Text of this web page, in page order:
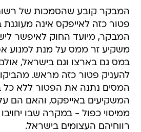
המבקר קובע שהסמכות של
פטור כזה לאייפקס אינה מעוגנת
המבקר, מיועד החוק לאיפשר
משקיע זר ממס על מנת למנוע
במס גם בארצו וגם בישראל,
להעניק פטור כזה מראש.
המסים נתנה את הפטור ללא כל
המשקיעים באייפקס, והאם הם
ממיסוי כפול - במקרה שבו
רווחיהם העצומים בישראל.